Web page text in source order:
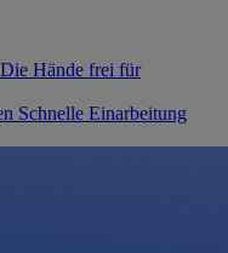
Die Hände frei für
Schnelle Einarbeitung